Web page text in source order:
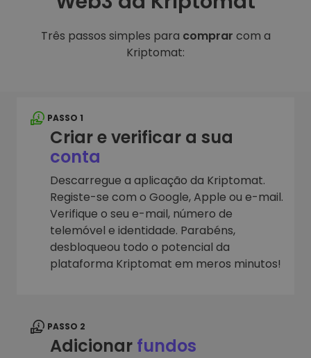
Três passos simples para comprar com a
Kriptomat:
PASSO 1
Criar e verificar a sua
conta
Descarregue a aplicação da Kriptomat.
Registe-se com o Google, Apple ou e-mail.
Verifique o seu e-mail, número de
telemóvel e identidade. Parabéns,
desbloqueou todo o potencial da
plataforma Kriptomat em meros minutos!
PASSO 2
Adicionar fundos